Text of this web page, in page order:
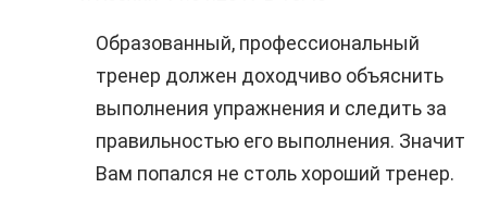
Образованный, профессиональный
тренер должен доходчиво объяснить
выполнения упражнения и следить за
правильностью его выполнения. Значит
Вам попался не столь хороший тренер.